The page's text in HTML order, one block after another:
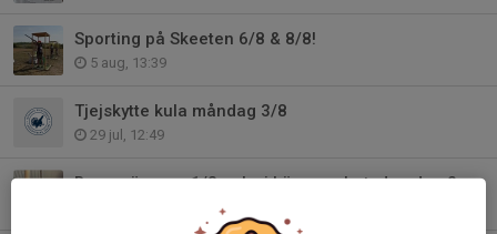
Sporting på Skeeten 6/8 & 8/8!
5 aug, 13:39
Tjejskytte kula måndag 3/8
29 jul, 12:49
Banan öppnar 1/8 och vi kör en arbetsdag den 2:a augusti!